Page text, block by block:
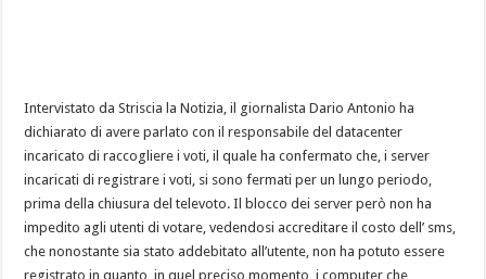
Intervistato da Striscia la Notizia, il giornalista Dario Antonio ha
dichiarato di avere parlato con il responsabile del datacenter
incaricato di raccogliere i voti, il quale ha confermato che, i server
incaricati di registrare i voti, si sono fermati per un lungo periodo,
prima della chiusura del televoto. Il blocco dei server però non ha
impedito agli utenti di votare, vedendosi accreditare il costo dell’ sms,
che nonostante sia stato addebitato all’utente, non ha potuto essere
registrato in quanto, in quel preciso momento, i computer che